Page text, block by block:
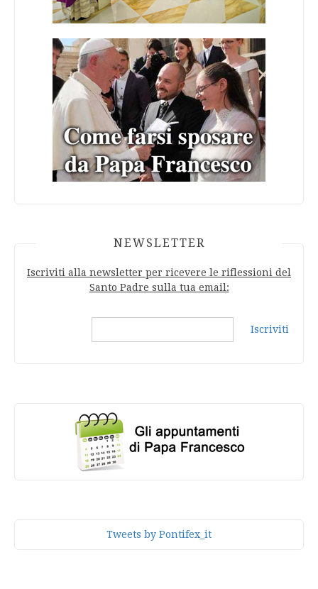
NEWSLETTER
Iscriviti alla newsletter per ricevere le riflessioni del
Santo Padre sulla tua email:
Iscriviti
Tweets by Pontifex_it